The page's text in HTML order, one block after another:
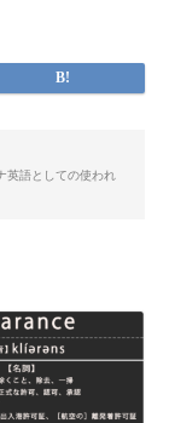
英語としての使われ